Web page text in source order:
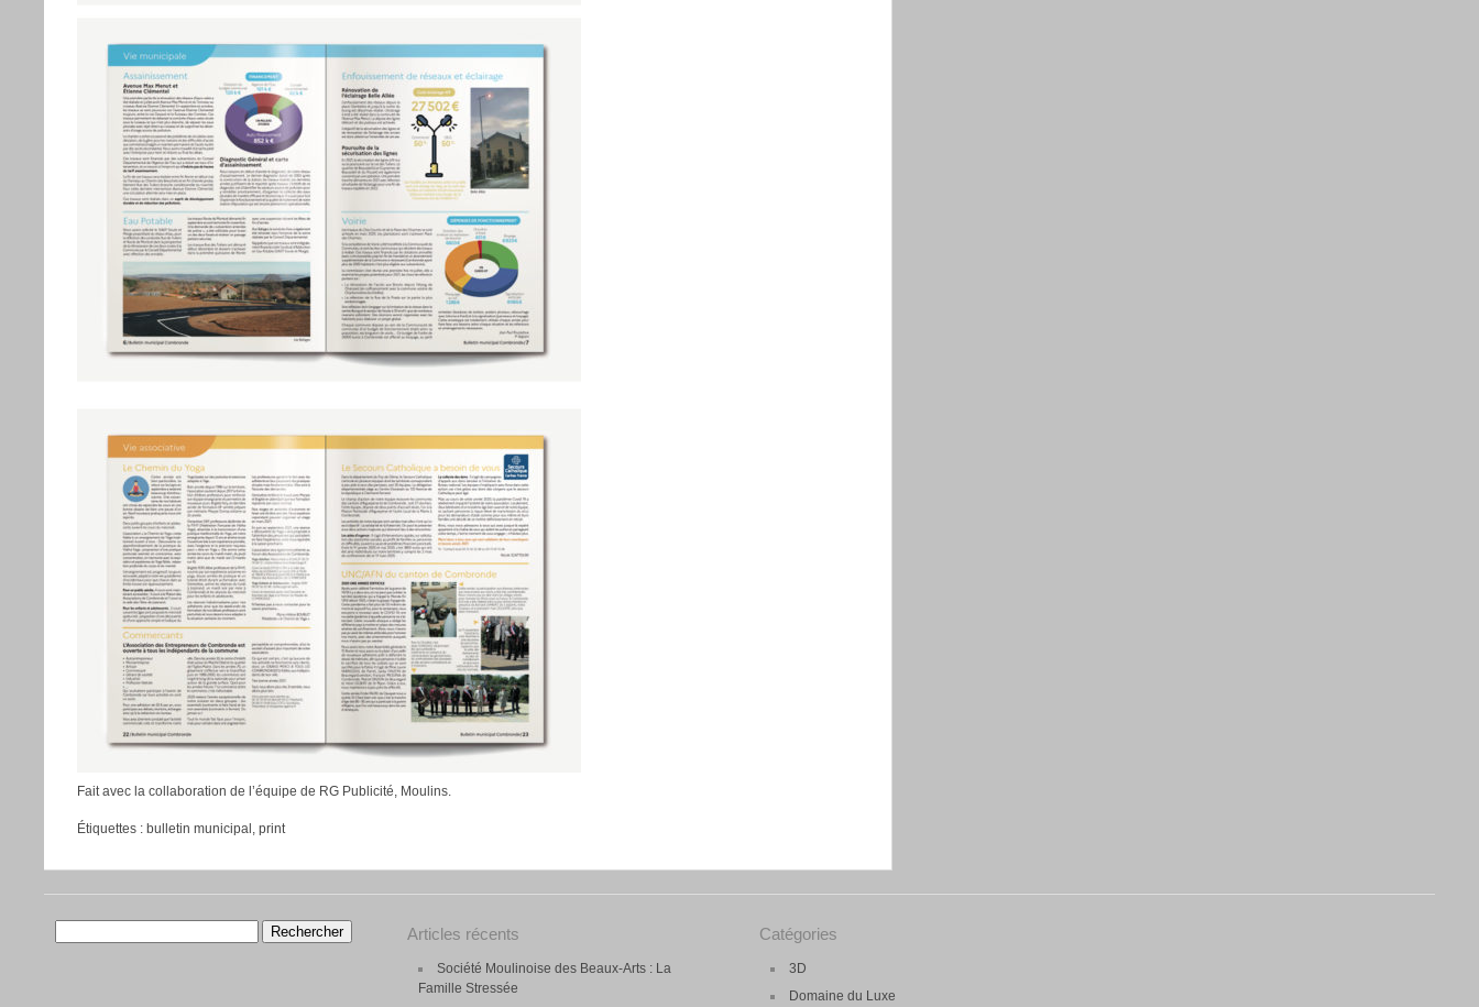
Fait avec la collaboration de l’équipe de RG Publicité​, Moulins.
Étiquettes : bulletin municipal ,print
Articles récents
Société Moulinoise des Beaux-Arts : La
Famille Stressée
Catégories
3D
Domaine du Luxe